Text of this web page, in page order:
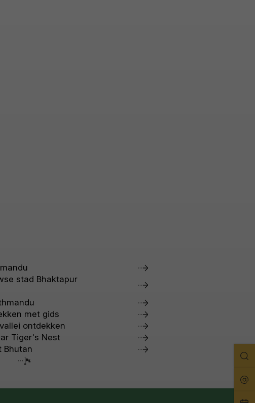
stad Bhaktapur
met gids
ontdekken
Tiger's Nest
Bhutan